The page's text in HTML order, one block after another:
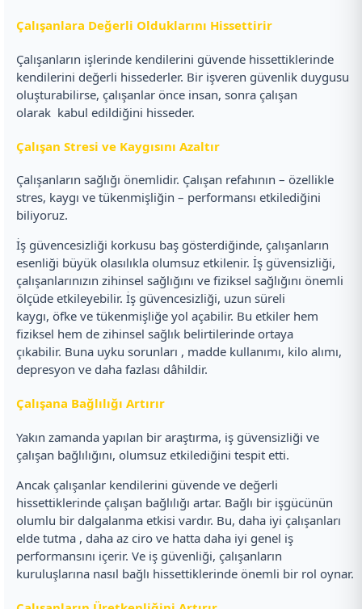
Çalışanlara Değerli Olduklarını Hissettirir
Çalışanların işlerinde kendilerini güvende hissettiklerinde
kendilerini değerli hissederler. Bir işveren güvenlik duygusu
oluşturabilirse, çalışanlar önce insan, sonra çalışan
olarak kabul edildiğini hisseder.
Çalışan Stresi ve Kaygısını Azaltır
Çalışanların sağlığı önemlidir. Çalışan refahının – özellikle
stres, kaygı ve tükenmişliğin – performansı etkilediğini
biliyoruz.
İş güvencesizliği korkusu baş gösterdiğinde, çalışanların
esenliği büyük olasılıkla olumsuz etkilenir. İş güvensizliği,
çalışanlarınızın zihinsel sağlığını ve fiziksel sağlığını önemli
ölçüde etkileyebilir. İş güvencesizliği, uzun süreli
kaygı, öfke ve tükenmişliğe yol açabilir. Bu etkiler hem
fiziksel hem de zihinsel sağlık belirtilerinde ortaya
çıkabilir. Buna uyku sorunları , madde kullanımı, kilo alımı,
depresyon ve daha fazlası dâhildir.
Çalışana Bağlılığı Artırır
Yakın zamanda yapılan bir araştırma, iş güvensizliği ve
çalışan bağlılığını, olumsuz etkilediğini tespit etti.
Ancak çalışanlar kendilerini güvende ve değerli
hissettiklerinde çalışan bağlılığı artar. Bağlı bir işgücünün
olumlu bir dalgalanma etkisi vardır. Bu, daha iyi çalışanları
elde tutma , daha az ciro ve hatta daha iyi genel iş
performansını içerir. Ve iş güvenliği, çalışanların
kuruluşlarına nasıl bağlı hissettiklerinde önemli bir rol oynar.